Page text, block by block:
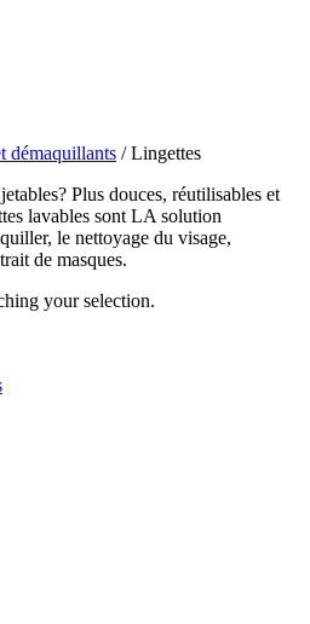
démaquillants / Lingettes
Plus douces, réutilisables et
lavables sont LA solution
le nettoyage du visage,
de masques.
your selection.